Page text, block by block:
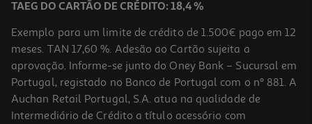
-10%
TAEG DO CARTÃO DE CRÉDITO: 18,4 %
Exemplo para um limite de crédito de 1.500€ pago em 12
meses. TAN 17,60 %. Adesão ao Cartão sujeita a
aprovação. Informe-se junto do Oney Bank – Sucursal em
Portugal, registado no Banco de Portugal com o nº 881. A
Auchan Retail Portugal, S.A. atua na qualidade de
Intermediário de Crédito a título acessório com